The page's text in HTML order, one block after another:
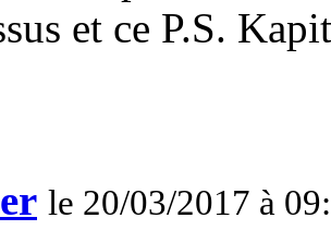
et ce P.S.
le 20/03/2017 à